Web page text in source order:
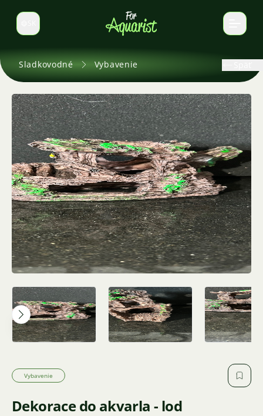
Prepnúť jazyk
Sladkovodné Vybavenie
Vybavenie
Dekorace do akvarla - lod